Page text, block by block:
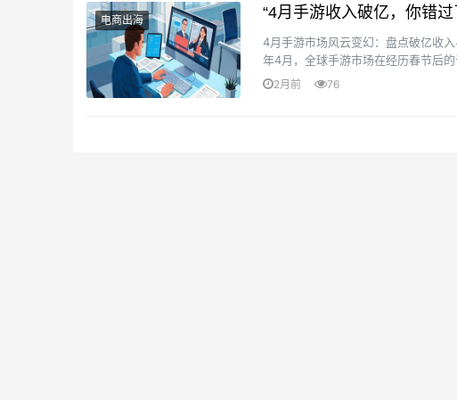
电商出海 “4月手游收入破亿，你错
4月手游市场风云变幻：盘点破亿收
年4月，全球手游市场在经历春节后
凭借版本更新、周年庆典及IP联动等运
2月前 76